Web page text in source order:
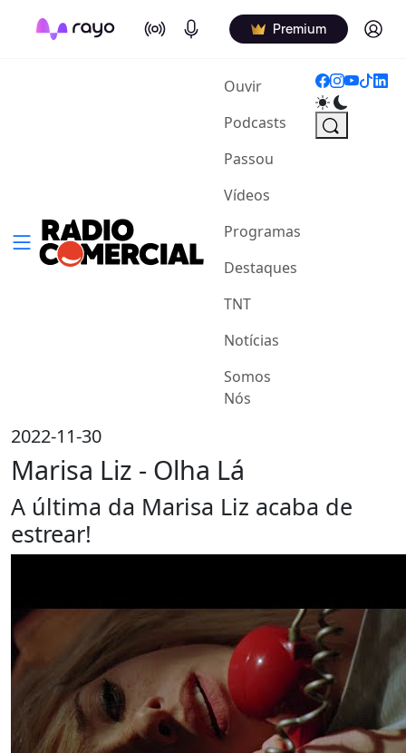
On Air Podcasts Premium Log in
Ouvir(current)
Podcasts
Passou
Vídeos
Programas
Destaques
TNT
Notícias
Somos
Nós
2022-11-30
Marisa Liz - Olha Lá
A última da Marisa Liz acaba de
estrear!